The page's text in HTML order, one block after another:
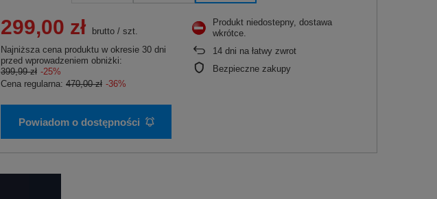
299,00 zł brutto / szt.
Najniższa cena produktu w okresie 30 dni
przed wprowadzeniem obniżki:
399,99 zł -25%
Cena regularna: 470,00 zł -36%
Powiadom o dostępności
Produkt niedostepny, dostawa
wkrótce
14 dni na łatwy zwrot
Bezpieczne zakupy